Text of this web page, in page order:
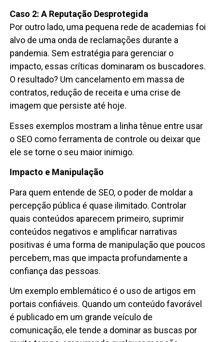
Caso 2: A Reputação Desprotegida
Por outro lado, uma pequena rede de academias foi
alvo de uma onda de reclamações durante a
pandemia. Sem estratégia para gerenciar o
impacto, essas críticas dominaram os buscadores.
O resultado? Um cancelamento em massa de
contratos, redução de receita e uma crise de
imagem que persiste até hoje.
Esses exemplos mostram a linha tênue entre usar
o SEO como ferramenta de controle ou deixar que
ele se torne o seu maior inimigo.
Impacto e Manipulação
Para quem entende de SEO, o poder de moldar a
percepção pública é quase ilimitado. Controlar
quais conteúdos aparecem primeiro, suprimir
conteúdos negativos e amplificar narrativas
positivas é uma forma de manipulação que poucos
percebem, mas que impacta profundamente a
confiança das pessoas.
Um exemplo emblemático é o uso de artigos em
portais confiáveis. Quando um conteúdo favorável
é publicado em um grande veículo de
comunicação, ele tende a dominar as buscas por